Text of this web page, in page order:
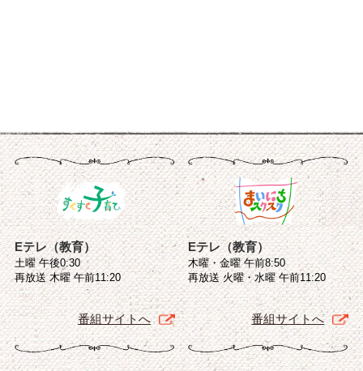
Eテレ（教育）
土曜 午後0:30
再放送 木曜 午前11:20
番組サイトへ
Eテレ（教育）
木曜・金曜 午前8:50
再放送 火曜・水曜 午前11:20
番組サイトへ